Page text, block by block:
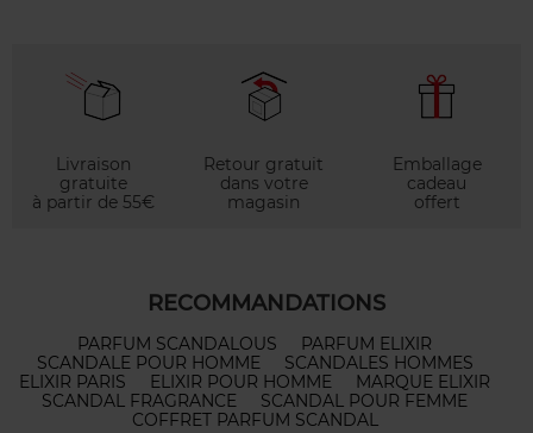
Livraison
gratuite
à partir de 55€
Retour gratuit
dans votre
magasin
Emballage
cadeau
offert
RECOMMANDATIONS
PARFUM SCANDALOUS
PARFUM ELIXIR
SCANDALE POUR HOMME
SCANDALES HOMMES
ELIXIR PARIS
ELIXIR POUR HOMME
MARQUE ELIXIR
SCANDAL FRAGRANCE
SCANDAL POUR FEMME
COFFRET PARFUM SCANDAL